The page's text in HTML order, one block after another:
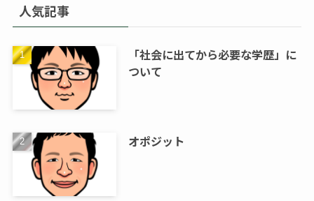
人気記事
「社会に出てから必要な学歴」に
ついて
オポジット